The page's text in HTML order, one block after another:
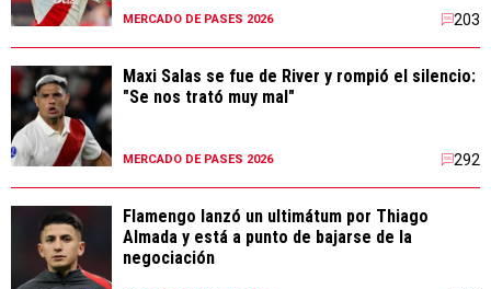
MERCADO DE PASES 2026 203
Maxi Salas se fue de River y rompió el silencio:
"Se nos trató muy mal"
MERCADO DE PASES 2026 292
Flamengo lanzó un ultimátum por Thiago
Almada y está a punto de bajarse de la
negociación